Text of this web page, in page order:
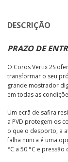
DESCRIÇÃO
PRAZO DE
O Coros Vertix 2S
transformar o seu
grande mostrador
em todas as
Um ecrã de safira
a PVD protegem os
o que o desporto, a
falha nunca é uma
°C a 50 °C e